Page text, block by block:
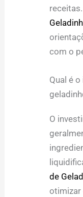
com o
Qual é
O
de
otimizar